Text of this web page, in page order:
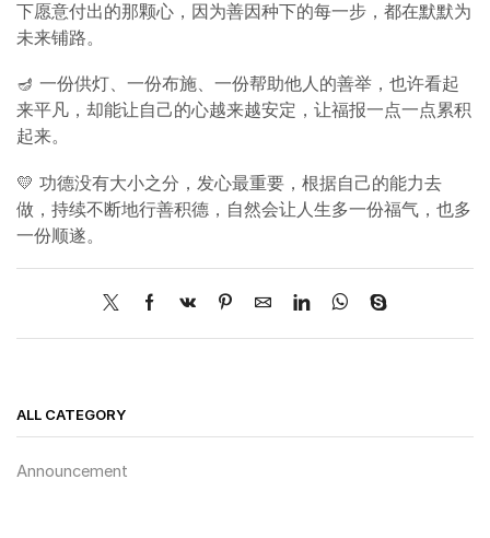
下愿意付出的那颗心，因为善因种下的每一步，都在默默为
未来铺路。
🪔 一份供灯、一份布施、一份帮助他人的善举，也许看起
来平凡，却能让自己的心越来越安定，让福报一点一点累积
起来。
💛 功德没有大小之分，发心最重要，根据自己的能力去
做，持续不断地行善积德，自然会让人生多一份福气，也多
一份顺遂。
ALL CATEGORY
Announcement